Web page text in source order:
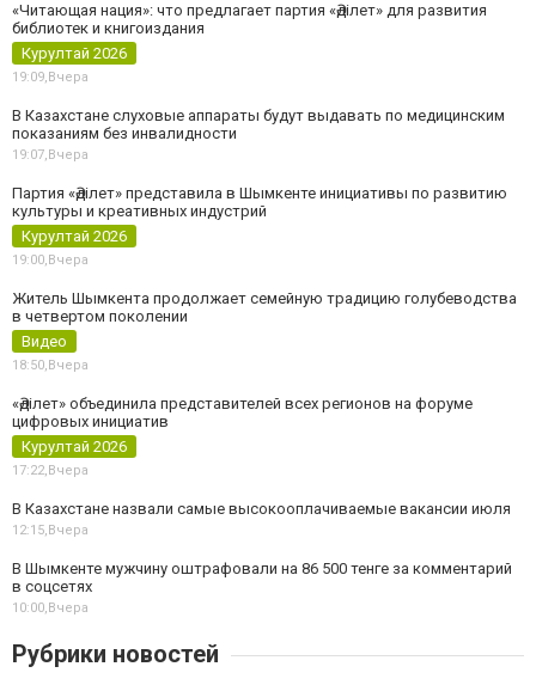
«Читающая нация»: что предлагает партия «Әділет» для развития
библиотек и книгоиздания
Курултай 2026
19:09,Вчера
В Казахстане слуховые аппараты будут выдавать по медицинским
показаниям без инвалидности
19:07,Вчера
Партия «Әділет» представила в Шымкенте инициативы по развитию
культуры и креативных индустрий
Курултай 2026
19:00,Вчера
Житель Шымкента продолжает семейную традицию голубеводства
в четвертом поколении
Видео
18:50,Вчера
«Әділет» объединила представителей всех регионов на форуме
цифровых инициатив
Курултай 2026
17:22,Вчера
В Казахстане назвали самые высокооплачиваемые вакансии июля
12:15,Вчера
В Шымкенте мужчину оштрафовали на 86 500 тенге за комментарий
в соцсетях
10:00,Вчера
Рубрики новостей